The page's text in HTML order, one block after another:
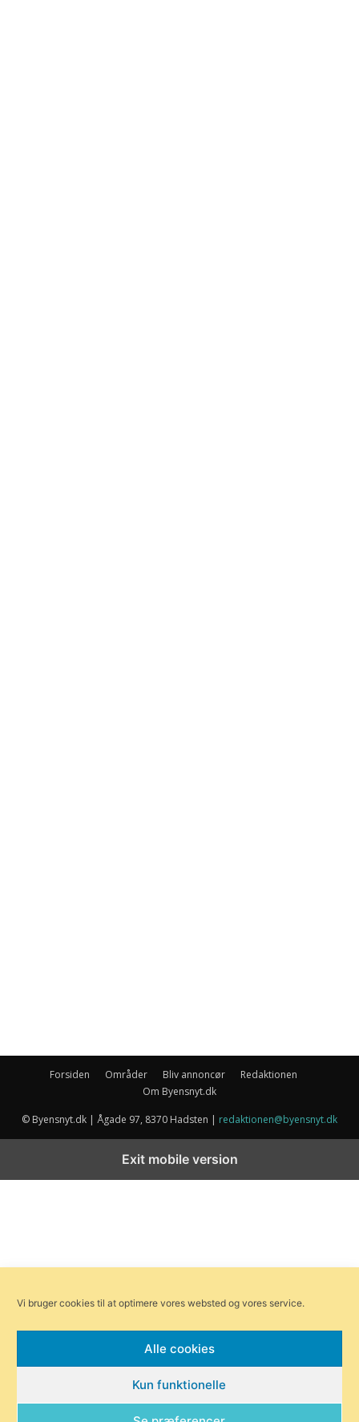
Forsiden Områder Bliv annoncør
Redaktionen
Om Byensnyt.dk
© Byensnyt.dk | Ågade 97, 8370 Hadsten | redaktionen@byensnyt.dk
Vi bruger cookies til at optimere vores websted og vores service.
Alle cookies
Kun funktionelle
Exit mobile version